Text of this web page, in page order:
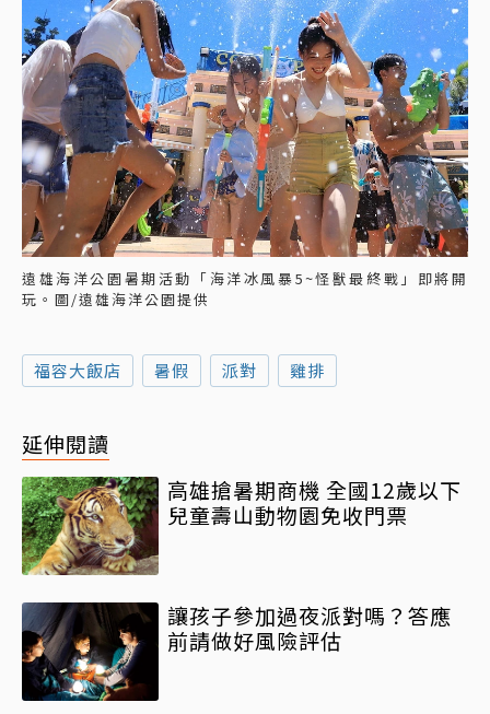
遠雄海洋公園暑期活動「海洋冰風暴5~怪獸最終戰」即將開
玩。圖/遠雄海洋公園提供
福容大飯店 暑假 派對 雞排
延伸閱讀
高雄搶暑期商機 全國12歲以下
兒童壽山動物園免收門票
讓孩子參加過夜派對嗎？答應
前請做好風險評估